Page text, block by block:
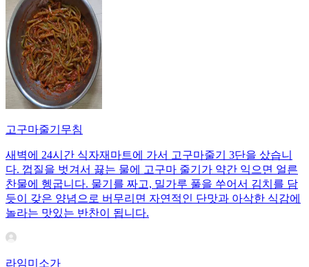
고구마줄기무침
새벽에 24시간 식자재마트에 가서 고구마줄기 3단을 샀습니
다. 껍질을 벗겨서 끓는 물에 고구마 줄기가 약간 익으면 얼른
찬물에 헹굽니다. 물기를 짜고, 밀가루 풀을 쑤어서 김치를 담
듯이 갖은 양념으로 버무리면 자연적인 단맛과 아삭한 식감에
놀라는 맛있는 반찬이 됩니다.
라임미소가